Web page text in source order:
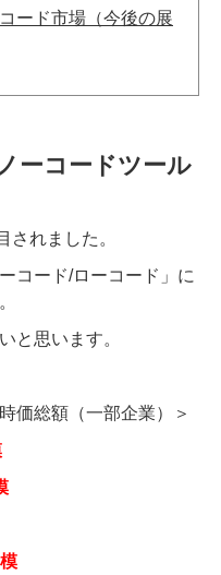
ード市場（今後の展
ーコードツール
されました。
コード/ローコード」に
と思います。
価総額（一部企業）＞